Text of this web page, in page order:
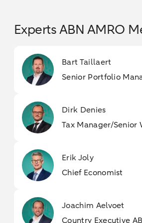
Experts ABN AMRO
Bart Taillaert
Senior Portfolio
Dirk Denies
Tax Manager/Senior
Erik Joly
Chief Economist
Joachim Aelvoet
Country Executive